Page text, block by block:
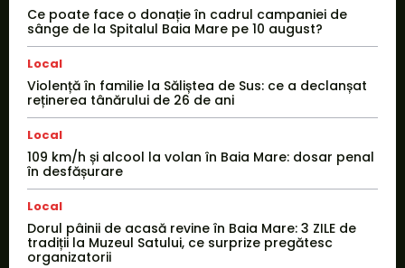
Ce poate face o donație în cadrul campaniei de
sânge de la Spitalul Baia Mare pe 10 august?
Local
Violență în familie la Săliștea de Sus: ce a declanșat
reținerea tânărului de 26 de ani
Local
109 km/h și alcool la volan în Baia Mare: dosar penal
în desfășurare
Local
Dorul pâinii de acasă revine în Baia Mare: 3 ZILE de
tradiții la Muzeul Satului, ce surprize pregătesc
organizatorii